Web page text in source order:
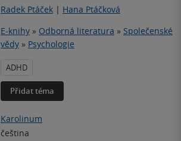
Radek Ptáček | Hana Ptáčková
E-knihy » Odborná literatura » Společenské
vědy » Psychologie
ADHD
Přidat téma
Karolinum
čeština